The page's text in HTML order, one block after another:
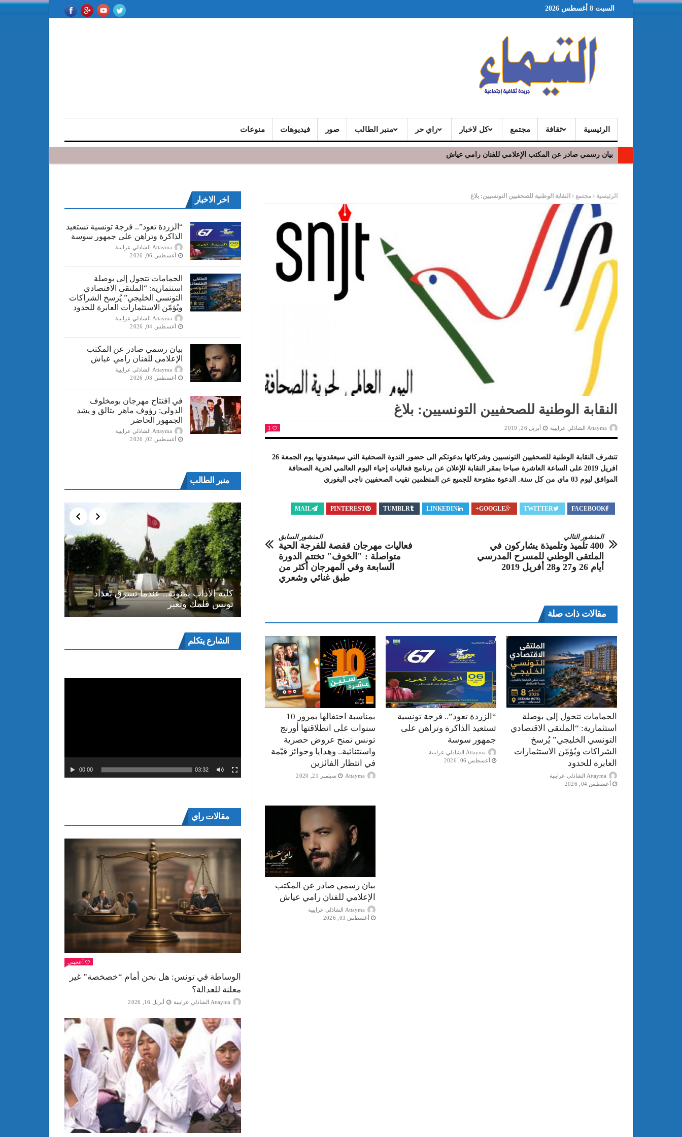
السبت 8 أغسطس 2026
الرئيسية ثقافة مجتمع كل لاخبار راي حر منبر الطالب صور فيديوهات منوعات
بيان رسمي صادر عن المكتب الإعلامي للفنان رامي عياش
الرئيسية مجتمع النقابة الوطنية للصحفيين التونسيين: بلاغ
النقابة الوطنية للصحفيين التونسيين: بلاغ
Attayma الشاذلي عرايبية أبريل 26, 2019 1
تتشرف النقابة الوطنية للصحفيين التونسيين وشركائها بدعوتكم الى حضور الندوة الصحفية التي سيعقدونها يوم الجمعة 26
افريل 2019 على الساعة العاشرة صباحا بمقر النقابة للإعلان عن برنامج فعاليات إحياء اليوم العالمي لحرية الصحافة
الموافق ليوم 03 ماي من كل سنة. الدعوة مفتوحة للجميع عن المنظمين نقيب الصحفيين ناجي البغوري
FACEBOOK
TWITTER
GOOGLE+
LINKEDIN
TUMBLR
PINTEREST
MAIL
المنشور السابق
فعاليات مهرجان قفصة للفرجة الحية
متواصلة : "الخوف" تختتم الدورة
السابعة وفي المهرجان أكثر من
طبق غنائي وشعري
المنشور التالي
400 تلميذ وتلميذة يشاركون في
الملتقى الوطني للمسرح المدرسي
أيام 26 و27 و28 أفريل 2019
مقالات ذات صلة
بمناسبة احتفالها بمرور 10
سنوات على انطلاقتها أورنج
تونس تمنح عروض حصرية
واستثنائية.. وهدايا وجوائز قيّمة
في انتظار الفائزين
Attayma سبتمبر 21, 2020
“الزردة تعود”.. فرجة تونسية
تستعيد الذاكرة وتراهن على
جمهور سوسة
Attayma الشاذلي عرايبية
أغسطس 06, 2026
الحمامات تتحول إلى بوصلة
استثمارية: “الملتقى الاقتصادي
التونسي الخليجي” يُرسخ
الشراكات ويُؤمّن الاستثمارات
العابرة للحدود
Attayma الشاذلي عرايبية
أغسطس 04, 2026
بيان رسمي صادر عن المكتب
الإعلامي للفنان رامي عياش
Attayma الشاذلي عرايبية
أغسطس 03, 2026
اخر الاخبار
“الزردة تعود”.. فرجة تونسية تستعيد
الذاكرة وتراهن على جمهور سوسة
Attayma الشاذلي عرايبية
أغسطس 06, 2026
الحمامات تتحول إلى بوصلة
استثمارية: “الملتقى الاقتصادي
التونسي الخليجي” يُرسخ الشراكات
ويُؤمّن الاستثمارات العابرة للحدود
Attayma الشاذلي عرايبية
أغسطس 04, 2026
بيان رسمي صادر عن المكتب
الإعلامي للفنان رامي عياش
Attayma الشاذلي عرايبية
أغسطس 03, 2026
في افتتاح مهرجان بومخلوف
الدولي: رؤوف ماهر يتالق و يشد
الجمهور الحاضر
Attayma الشاذلي عرايبية
أغسطس 02, 2026
منبر الطالب
كلية الأداب بمنوبة.. عندما تسرق بغداد
تونس قلمك وتعبر
الجامعي بوجودي أو بدونه
الشارع يتكلممشغل
الفيديو
00:00 03:32
مقالات راي
أعجبني
الوساطة في تونس: هل نحن أمام “خصخصة” غير
معلنة للعدالة؟
Attayma الشاذلي عرايبية أبريل 16, 2026